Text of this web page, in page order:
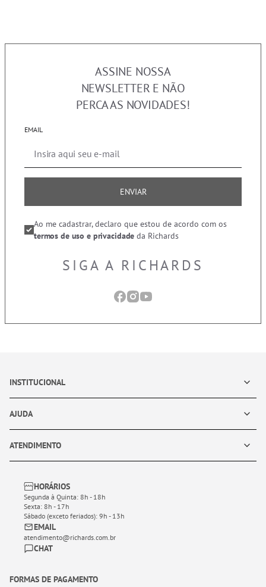
ASSINE NOSSA
NEWSLETTER E NÃO
PERCA AS NOVIDADES!
EMAIL
ENVIAR
Ao me cadastrar, declaro que estou de acordo com os
termos de uso e privacidade da Richards
SIGA A RICHARDS
INSTITUCIONAL
AJUDA
ATENDIMENTO
HORÁRIOS
Segunda à Quinta: 8h - 18h
Sexta: 8h - 17h
Sábado (exceto feriados): 9h - 13h
EMAIL
atendimento@richards.com.br
CHAT
FORMAS DE PAGAMENTO